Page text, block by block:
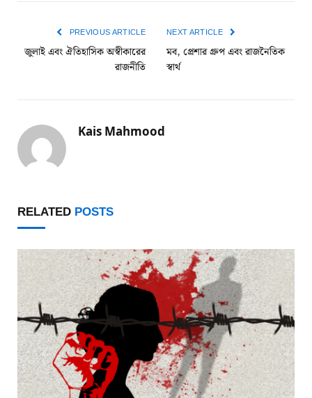
PREVIOUS ARTICLE
জুলাই এবং ঐতিহাসিক অস্বীকারের
রাজনীতি
NEXT ARTICLE
মব, প্রেশার গ্রুপ এবং রাজনৈতিক
স্বার্থ
Kais Mahmood
RELATED POSTS